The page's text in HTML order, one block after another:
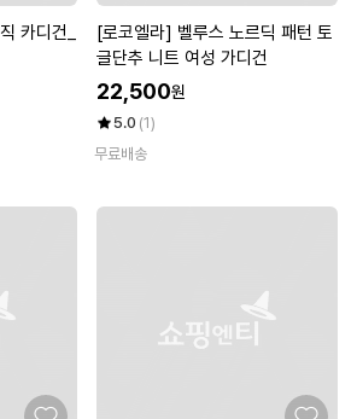
카디건_
[로코엘라] 벨루스 노르딕 패턴 토
글단추 니트 여성 가디건
22,500원
5.0 (1)
무료배송